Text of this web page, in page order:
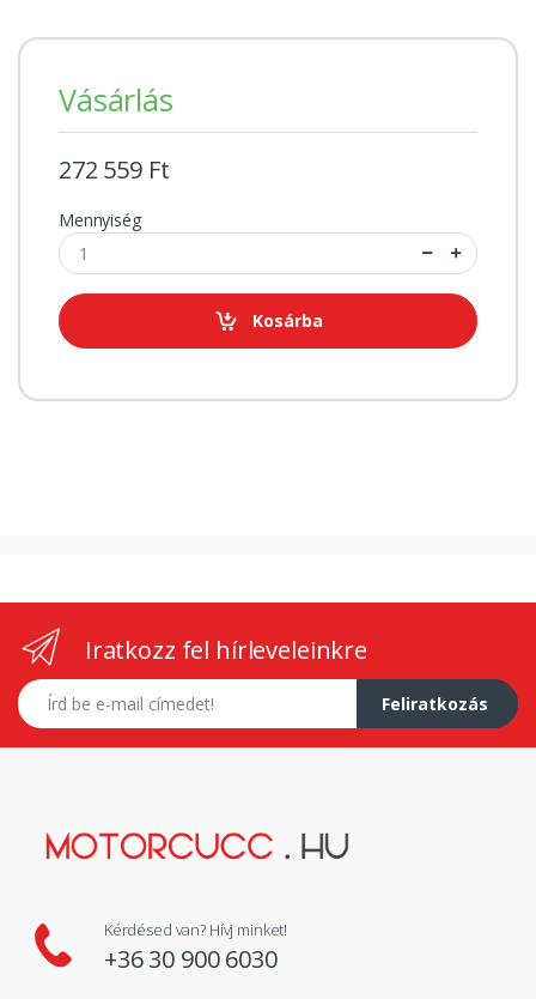
Vásárlás
272 559 Ft
Mennyiség
Kosárba
Iratkozz fel hírleveleinkre
E-mail címed
Feliratkozás
Kérdésed van? Hívj minket!
+36 30 900 6030